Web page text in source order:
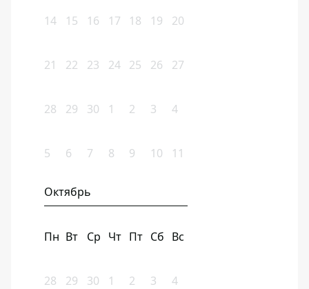
14 15 16 17 18 19 20
21 22 23 24 25 26 27
28 29 30 1 2 3 4
5 6 7 8 9 10 11
Октябрь
Пн Вт Ср Чт Пт Сб Вс
28 29 30 1 2 3 4